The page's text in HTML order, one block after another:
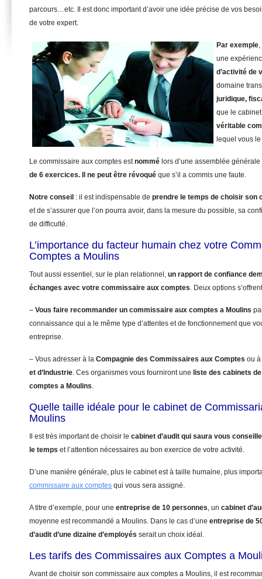
parcours…etc. Il est donc important d’avoir une idée précise de vos
de votre expert.
Par exemple
une
d’activité de
domaine
juridique,
que le
véritable
lequel vous
Le commissaire aux comptes estnommé lors d’une assemblée
de 6 exercices.
Il ne peut être révoqué que s’il a commis une faute.
Notre conseil : il est indispensable de prendre le temps de choisir son
et de s’assurer que l’on pourra avoir, dans la mesure du possible, sa
de difficulté.
L’importance du facteur humain chez votre
Comptes a Moulins
Tout aussi essentiel, sur le plan relationnel, un rapport de confiance
échanges avec votre commissaire aux comptes. Deux options
– Vous faire recommander un commissaire aux comptes a Moulins
connaissance qui a le même type d’attentes et de fonctionnement que
entreprise.
– Vous adresser à la Compagnie des Commissaires aux Comptes ou
et d’Industrie. Ces organismes vous fourniront une liste des cabinets
comptes a Moulins.
Quelle taille idéale pour le cabinet de
Moulins
Il est très important de choisir le cabinet d’audit qui saura vous
le temps et l’attention nécessaires au bon exercice de votre activité.
D’une manière générale, plus le cabinet est à taille humaine, plus
commissaire aux comptes qui vous sera assigné.
A titre d’exemple, pour une entreprise de 10 personnes, un cabinet
moyenne est recommandé a Moulins. Dans le cas d’une entreprise de
d’audit d’une dizaine d’employés serait un choix idéal.
Les tarifs des Commissaires aux Comptes a
Avant de choisir son commissaire aux comptes a Moulins, il est